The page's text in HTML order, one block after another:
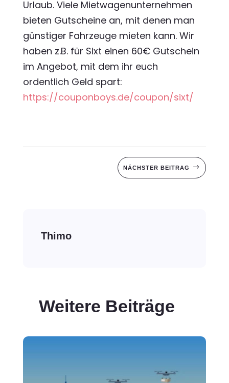
Urlaub. Viele Mietwagenunternehmen
bieten Gutscheine an, mit denen man
günstiger Fahrzeuge mieten kann. Wir
haben z.B. für Sixt einen 60€ Gutschein
im Angebot, mit dem ihr euch
ordentlich Geld spart:
https://couponboys.de/coupon/sixt/
NÄCHSTER BEITRAG $
Thimo
Weitere Beiträge